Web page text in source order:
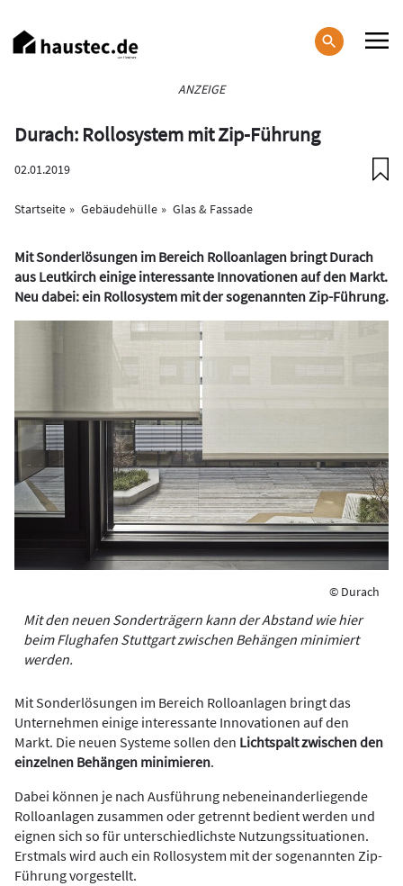
zum
Inhalt
ANZEIGE
Durach: Rollosystem mit Zip-Führung
02.01.2019
Startseite Gebäudehülle Glas & Fassade
Mit Sonderlösungen im Bereich Rolloanlagen bringt Durach
aus Leutkirch einige interessante Innovationen auf den Markt.
Neu dabei: ein Rollosystem mit der sogenannten Zip-Führung.
© Durach
Mit den neuen Sonderträgern kann der Abstand wie hier
beim Flughafen Stuttgart zwischen Behängen minimiert
werden.
Mit Sonderlösungen im Bereich Rolloanlagen bringt das
Unternehmen einige interessante Innovationen auf den
Markt. Die neuen Systeme sollen den Lichtspalt zwischen den
einzelnen Behängen minimieren.
Dabei können je nach Ausführung nebeneinanderliegende
Rolloanlagen zusammen oder getrennt bedient werden und
eignen sich so für unterschiedlichste Nutzungssituationen.
Erstmals wird auch ein Rollosystem mit der sogenannten Zip-
Führung vorgestellt.